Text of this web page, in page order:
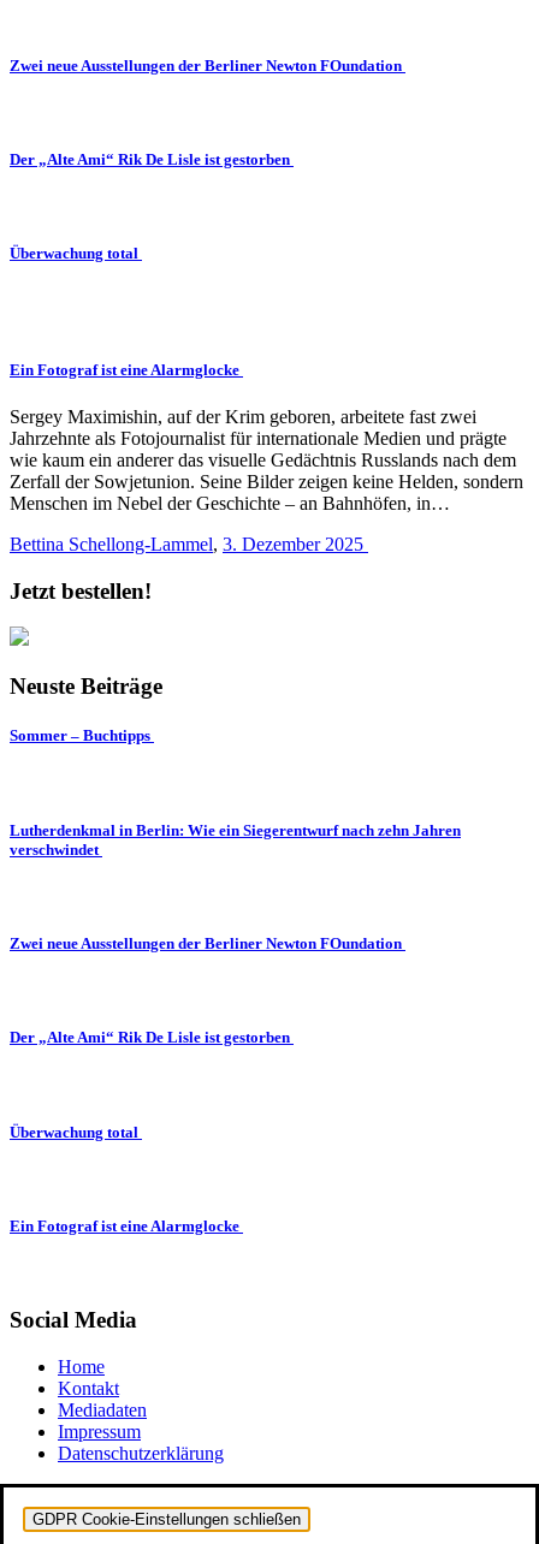
Zwei neue Ausstellungen der Berliner Newton FOundation
Der „Alte Ami“ Rik De Lisle ist gestorben
Überwachung total
Ein Fotograf ist eine Alarmglocke
Sergey Maximishin, auf der Krim geboren, arbeitete fast zwei
Jahrzehnte als Fotojournalist für internationale Medien und prägte
wie kaum ein anderer das visuelle Gedächtnis Russlands nach dem
Zerfall der Sowjetunion. Seine Bilder zeigen keine Helden, sondern
Menschen im Nebel der Geschichte – an Bahnhöfen, in…
Bettina Schellong-Lammel, 3. Dezember 2025
Jetzt bestellen!
Neuste Beiträge
Sommer – Buchtipps
Lutherdenkmal in Berlin: Wie ein Siegerentwurf nach zehn Jahren
verschwindet
Zwei neue Ausstellungen der Berliner Newton FOundation
Der „Alte Ami“ Rik De Lisle ist gestorben
Überwachung total
Ein Fotograf ist eine Alarmglocke
Social Media
Home
Kontakt
Mediadaten
Impressum
Datenschutzerklärung
GDPR Cookie-Einstellungen schließen